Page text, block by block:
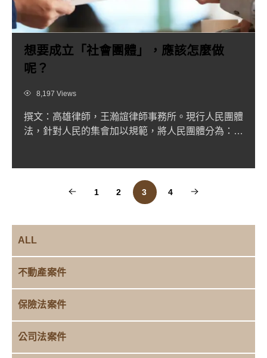
ALL
不動產案件
保險法案件
公司法案件
想要成立「社會團體」，應該怎麼做
呢？
Views8,197 Views
撰文：高雄律師，王瀚誼律師事務所。現行人民團體
法，針對人民的集會加以規範，將人民團體分為：職
1 2 3 4